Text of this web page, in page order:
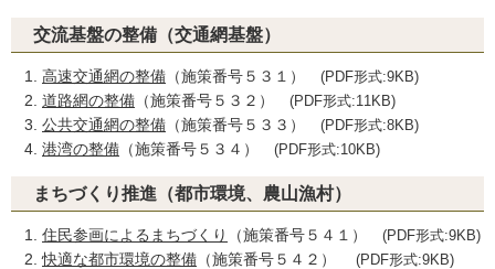
交流基盤の整備（交通網基盤）
高速交通網の整備 （施策番号５３１） (PDF形式:9KB)
道路網の整備 （施策番号５３２） (PDF形式:11KB)
公共交通網の整備 （施策番号５３３） (PDF形式:8KB)
港湾の整備 （施策番号５３４） (PDF形式:10KB)
まちづくり推進（都市環境、農山漁村）
住民参画によるまちづくり （施策番号５４１） (PDF形式:9KB)
快適な都市環境の整備 （施策番号５４２） (PDF形式:9KB)